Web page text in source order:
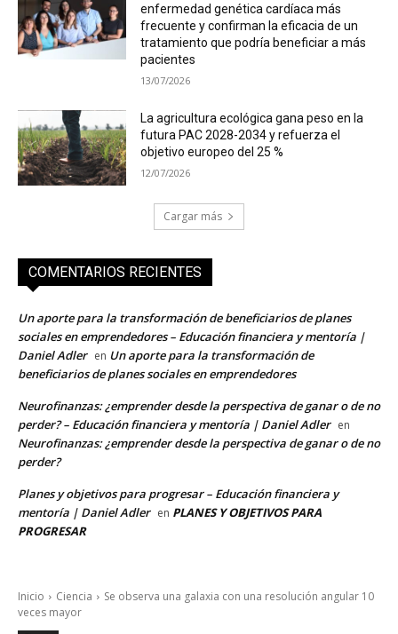
enfermedad genética cardíaca más
frecuente y confirman la eficacia de un
tratamiento que podría beneficiar a más
pacientes
13/07/2026
La agricultura ecológica gana peso en la
futura PAC 2028-2034 y refuerza el
objetivo europeo del 25 %
12/07/2026
Cargar más
COMENTARIOS RECIENTES
Un aporte para la transformación de beneficiarios de planes
sociales en emprendedores – Educación financiera y mentoría |
Daniel Adler en Un aporte para la transformación de
beneficiarios de planes sociales en emprendedores
Neurofinanzas: ¿emprender desde la perspectiva de ganar o de no
perder? – Educación financiera y mentoría | Daniel Adler en
Neurofinanzas: ¿emprender desde la perspectiva de ganar o de no
perder?
Planes y objetivos para progresar – Educación financiera y
mentoría | Daniel Adler en PLANES Y OBJETIVOS PARA
PROGRESAR